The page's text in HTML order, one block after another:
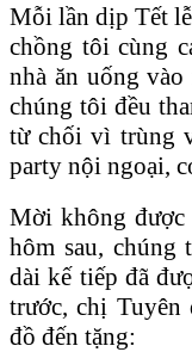
Mỗi lần dịp Tết
chồng tôi cùng
nhà ăn uống
chúng tôi đều
từ chối vì trùng
party nội ngoại,
Mời không được
hôm sau,
dài kế tiếp đã
trước, chị Tuyên
đồ đến tặng: